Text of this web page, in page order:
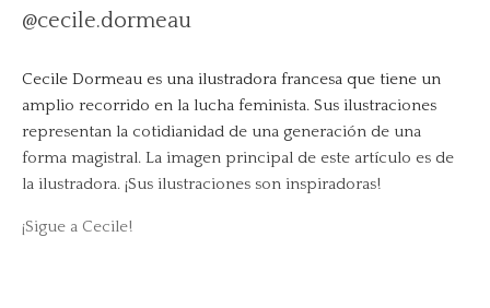
@cecile.dormeau
Cecile Dormeau es una ilustradora francesa que tiene un
amplio recorrido en la lucha feminista. Sus ilustraciones
representan la cotidianidad de una generación de una
forma magistral. La imagen principal de este artículo es de
la ilustradora. ¡Sus ilustraciones son inspiradoras!
¡Sigue a Cecile!